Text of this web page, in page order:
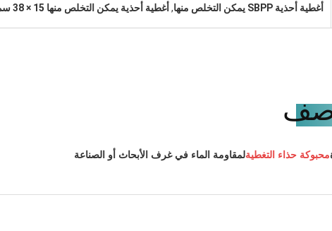
أغطية أحذية SBPP يمكن التخلص منها , أغطية أحذية يمكن التخلص منها 15 × 38 سم
محبوكة حذاء التغطيةلمقاومة الماء في غرف الأبحاث أو الصناعة